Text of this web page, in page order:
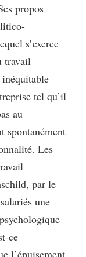
propos
s’exerce
travail
tel qu’il
au
spontanément
Les
par le
une
ce
l’épuisement